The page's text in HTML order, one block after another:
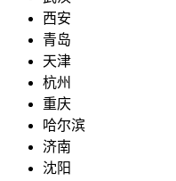
西安
青岛
天津
杭州
重庆
哈尔滨
济南
沈阳